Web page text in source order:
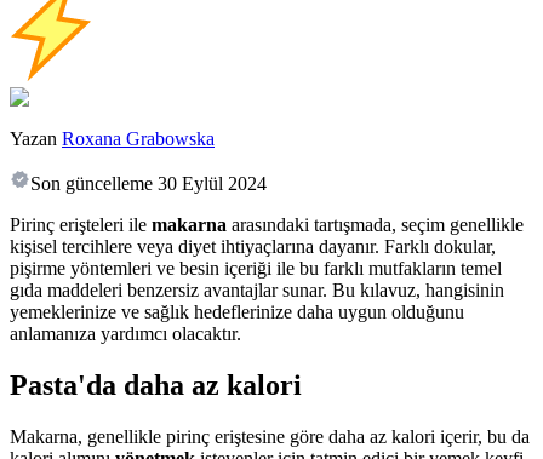
Yazan Roxana Grabowska
Son güncelleme 30 Eylül 2024
Pirinç erişteleri ile makarna arasındaki tartışmada, seçim genellikle
kişisel tercihlere veya diyet ihtiyaçlarına dayanır. Farklı dokular,
pişirme yöntemleri ve besin içeriği ile bu farklı mutfakların temel
gıda maddeleri benzersiz avantajlar sunar. Bu kılavuz, hangisinin
yemeklerinize ve sağlık hedeflerinize daha uygun olduğunu
anlamanıza yardımcı olacaktır.
Pasta'da daha az kalori
Makarna, genellikle pirinç eriştesine göre daha az kalori içerir, bu da